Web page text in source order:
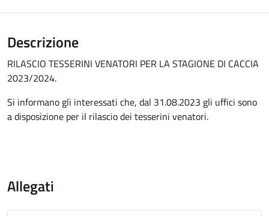
Descrizione
RILASCIO TESSERINI VENATORI PER LA STAGIONE DI CACCIA
2023/2024.
Si informano gli interessati che, dal 31.08.2023 gli uffici sono
a disposizione per il rilascio dei tesserini venatori.
Allegati